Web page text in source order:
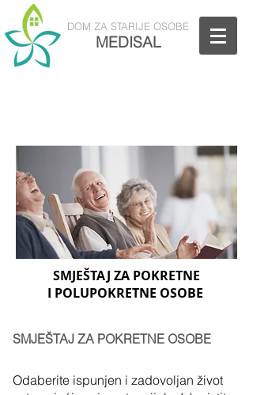
DOM ZA STARIJE OSOBE
MEDISAL
SMJEŠTAJ ZA POKRETNE
I POLUPOKRETNE OSOBE
SMJEŠTAJ ZA POKRETNE OSOBE
Odaberite ispunjen i zadovoljan život